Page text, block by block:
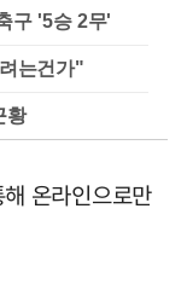
구 '5승 2무'
는건가"
황
온라인으로만